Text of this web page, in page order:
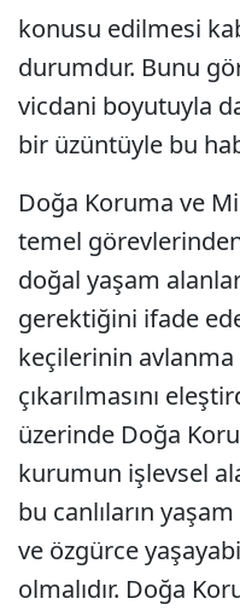
konusu edilmesi
durumdur. Bunu
vicdani boyutuyla
bir üzüntüyle bu
Doğa Koruma ve
temel
doğal yaşam
gerektiğini ifade
keçilerinin avlanma
çıkarılmasını
üzerinde Doğa
kurumun işlevsel
bu canlıların
ve özgürce
olmalıdır. Doğa